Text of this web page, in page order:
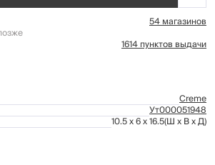
54 магазинов
1614 пунктов выдачи
Creme
Ут000051948
10.5 x 6 x 16.5(Ш x В x Д)